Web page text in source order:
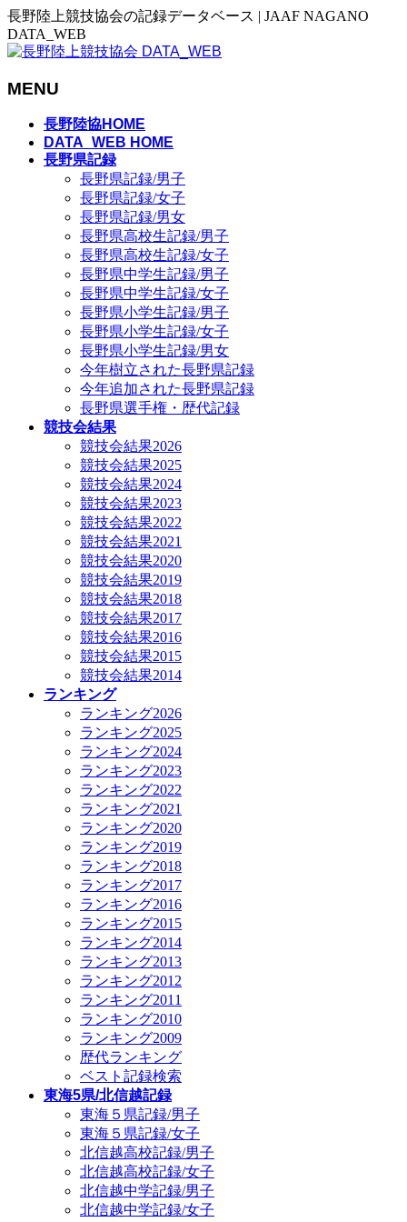
長野陸上競技協会の記録データベース | JAAF NAGANO
DATA_WEB
MENU
長野陸協HOME
DATA_WEB HOME
長野県記録
長野県記録/男子
長野県記録/女子
長野県記録/男女
長野県高校生記録/男子
長野県高校生記録/女子
長野県中学生記録/男子
長野県中学生記録/女子
長野県小学生記録/男子
長野県小学生記録/女子
長野県小学生記録/男女
今年樹立された長野県記録
今年追加された長野県記録
長野県選手権・歴代記録
競技会結果
競技会結果2026
競技会結果2025
競技会結果2024
競技会結果2023
競技会結果2022
競技会結果2021
競技会結果2020
競技会結果2019
競技会結果2018
競技会結果2017
競技会結果2016
競技会結果2015
競技会結果2014
ランキング
ランキング2026
ランキング2025
ランキング2024
ランキング2023
ランキング2022
ランキング2021
ランキング2020
ランキング2019
ランキング2018
ランキング2017
ランキング2016
ランキング2015
ランキング2014
ランキング2013
ランキング2012
ランキング2011
ランキング2010
ランキング2009
歴代ランキング
ベスト記録検索
東海5県/北信越記録
東海５県記録/男子
東海５県記録/女子
北信越高校記録/男子
北信越高校記録/女子
北信越中学記録/男子
北信越中学記録/女子